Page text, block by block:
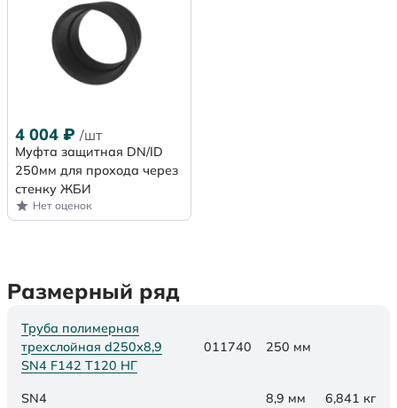
4 004 ₽ /шт
Муфта защитная DN/ID
250мм для прохода через
стенку ЖБИ
Нет оценок
Размерный ряд
Труба полимерная
трехслойная d250х8,9
SN4 F142 Т120 НГ
011740 250 мм
SN4 8,9 мм 6,841 кг